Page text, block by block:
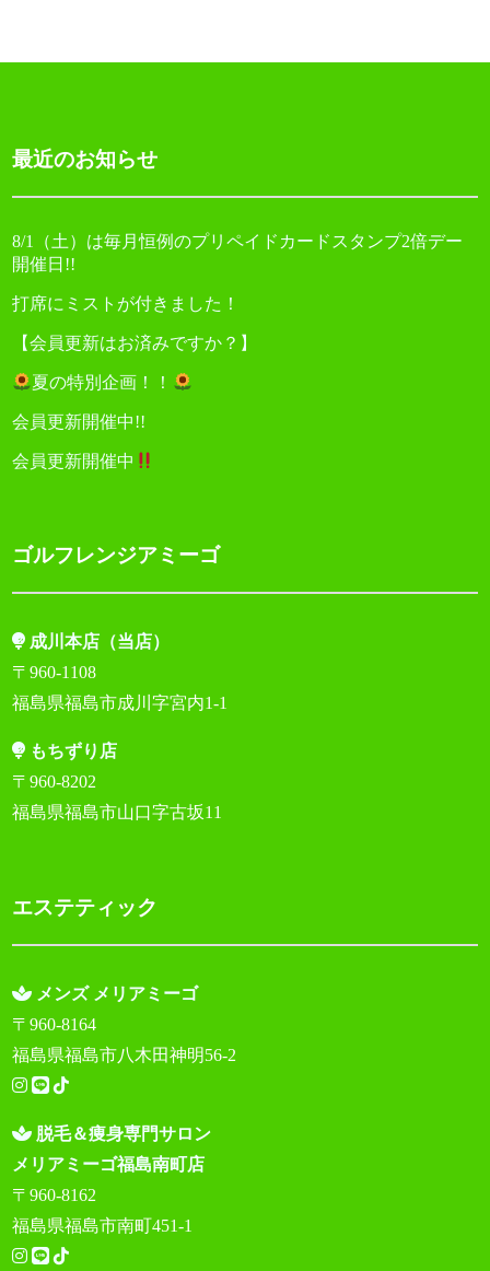
ー
ン
最近のお知らせ
8/1（土）は毎月恒例のプリペイドカードスタンプ2倍デー
開催日!!
打席にミストが付きました！
【会員更新はお済みですか？】
夏の特別企画！！
会員更新開催中!!
会員更新開催中
ゴルフレンジアミーゴ
成川本店（当店）
〒960-1108
福島県福島市成川字宮内1-1
もちずり店
〒960-8202
福島県福島市山口字古坂11
エステティック
メンズ メリアミーゴ
〒960-8164
福島県福島市八木田神明56-2
脱毛＆痩身専門サロン
メリアミーゴ福島南町店
〒960-8162
福島県福島市南町451-1